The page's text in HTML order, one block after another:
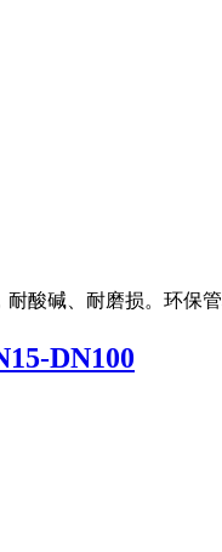
酸碱、耐磨损。环保
DN100